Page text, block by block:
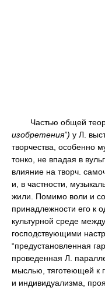
Частью общей
изобретения”) у Л.
творчества, особенно
тонко, не впадая в
влияние на творч.
и, в частности,
жили. Помимо воли и
принадлежности его к
культурной среде
господствующими
“предустановленная
проведенная Л.
мыслью, тяготеющей к
и индивидуализма,